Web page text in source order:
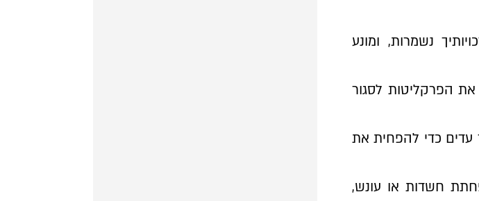
נשמרות, ומונע
את הפרקליטות לסגור
עדים כדי להפחית את
חשדות או עונש,